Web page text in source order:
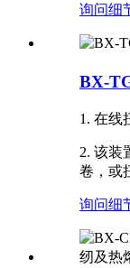
询问细
BX-
1. 在线
2. 该装
卷，或
询问细